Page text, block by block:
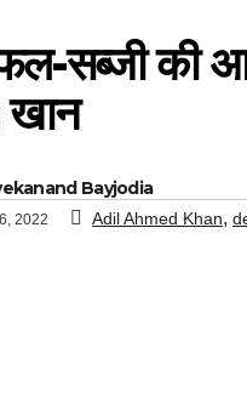
सब्जी की
खान
Bayjodia
2022 Adil Ahmed Khan,